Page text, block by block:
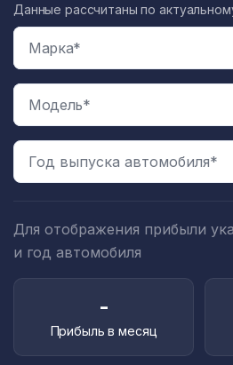
Год выпуска автомобиля*
Данные рассчитаны по
Для отображения прибыли
и год автомобиля
-
Прибыль в месяц